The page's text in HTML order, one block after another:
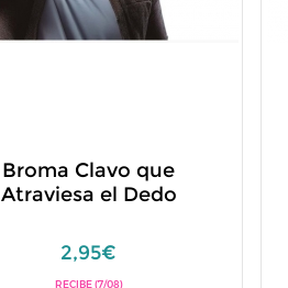
Broma Clavo que
Atraviesa el Dedo
2,95€
RECIBE (7/08)